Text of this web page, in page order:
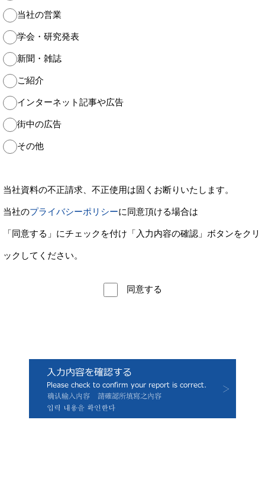
当社の営業
学会・研究発表
新聞・雑誌
ご紹介
インターネット記事や広告
街中の広告
その他
当社資料の不正請求、不正使用は固くお断りいたします。
当社のプライバシーポリシーに同意頂ける場合は
「同意する」にチェックを付け「入力内容の確認」ボタンをクリ
ックしてください。
同意する